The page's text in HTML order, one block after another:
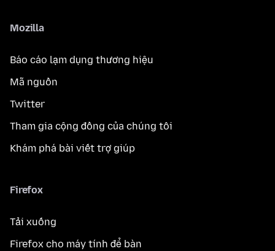
Mozilla
Báo cáo lạm dụng thương hiệu
Mã nguồn
Twitter
Tham gia cộng đồng của chúng tôi
Khám phá bài viết trợ giúp
Firefox
Tải xuống
Firefox cho máy tính để bàn